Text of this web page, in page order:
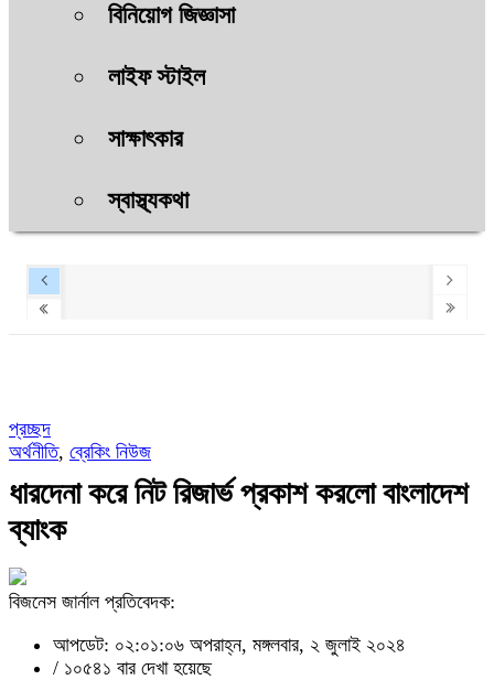
বিনিয়োগ জিজ্ঞাসা
লাইফ স্টাইল
সাক্ষাৎকার
স্বাস্থ্যকথা
প্রচ্ছদ
অর্থনীতি, ব্রেকিং নিউজ
ধারদেনা করে নিট রিজার্ভ প্রকাশ করলো বাংলাদেশ
ব্যাংক
বিজনেস জার্নাল প্রতিবেদক:
আপডেট: ০২:০১:০৬ অপরাহ্ন, মঙ্গলবার, ২ জুলাই ২০২৪
/ ১০৫৪১ বার দেখা হয়েছে